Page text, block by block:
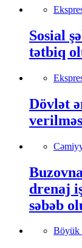
Sosial
tətbiq
Dövlət
drenaj
səbəb
Böyük